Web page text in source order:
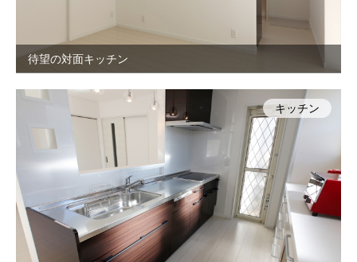
待望の対面キッチン
キッチン